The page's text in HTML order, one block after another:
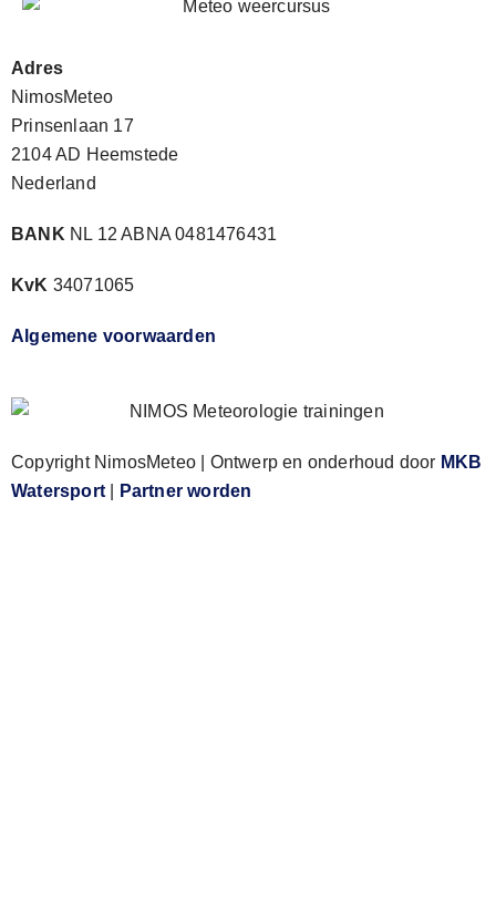
Adres
NimosMeteo
Prinsenlaan 17
2104 AD Heemstede
Nederland
BANK NL 12 ABNA 0481476431
KvK 34071065
Algemene voorwaarden
Copyright NimosMeteo | Ontwerp en onderhoud door MKB
Watersport
Partner worden